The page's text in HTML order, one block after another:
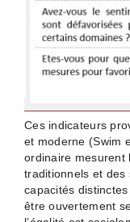
Ces indicateurs
et moderne (Swim
ordinaire mesurent
traditionnels et des
capacités
être ouvertement